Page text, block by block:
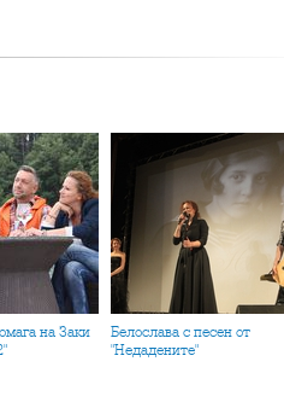
Белослава с песен от
"Недадените"